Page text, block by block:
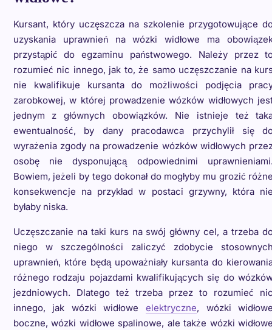
Kursant, który uczęszcza na szkolenie przygotowujące
uzyskania uprawnień na wózki widłowe ma
przystąpić do egzaminu państwowego. Należy przez
rozumieć nic innego, jak to, że samo uczęszczanie na
nie kwalifikuje kursanta do możliwości podjęcia
zarobkowej, w której prowadzenie wózków widłowych
jednym z głównych obowiązków. Nie istnieje też
ewentualność, by dany pracodawca przychylił się
wyrażenia zgody na prowadzenie wózków widłowych
osobę nie dysponującą odpowiednimi
Bowiem, jeżeli by tego dokonał do mogłyby mu grozić
konsekwencje na przykład w postaci grzywny, która
byłaby niska.
Uczęszczanie na taki kurs na swój główny cel, a trzeba
niego w szczególności zaliczyć zdobycie
uprawnień, które będą upoważniały kursanta do
różnego rodzaju pojazdami kwalifikujących się do
jezdniowych. Dlatego też trzeba przez to rozumieć
innego, jak wózki widłoweelektryczne, wózki
boczne, wózki widłowe spalinowe, ale także wózki